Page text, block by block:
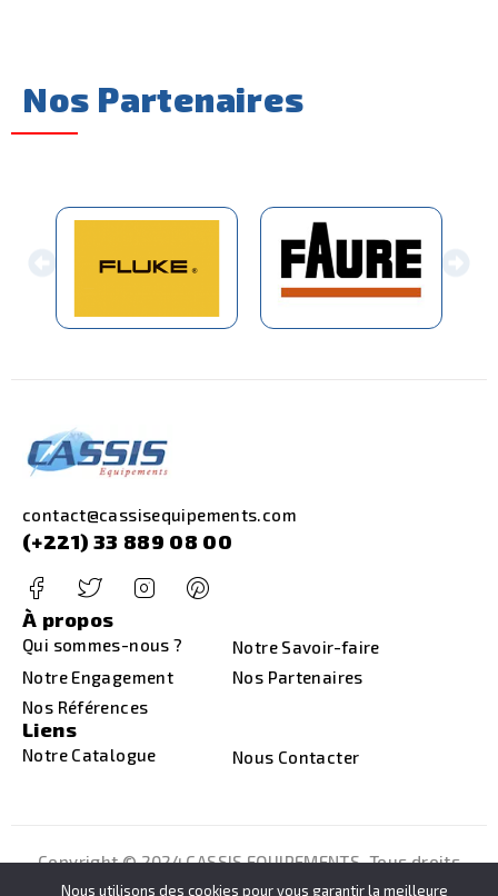
Nos Partenaires
contact@cassisequipements.com
(+221) 33 889 08 00
À propos
Qui sommes-nous ?
Notre Savoir-faire
Notre Engagement
Nos Partenaires
Nos Références
Liens
Notre Catalogue Nous Contacter
Copyright © 2024 CASSIS EQUIPEMENTS. Tous droits
réservés. | Développé et hébergé parDIGISSOL
Nous utilisons des cookies pour vous garantir la meilleure